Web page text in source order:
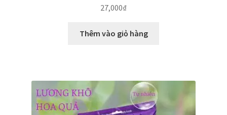
27,000₫
Thêm vào giỏ hàng